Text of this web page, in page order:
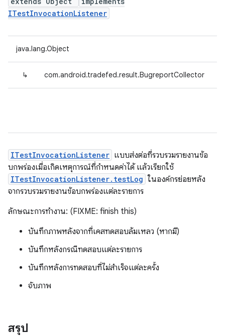
ITestInvocationListener
java.lang.Object
↳ com.android.tradefed.result.BugreportCollector
ITestInvocationListener แบบส่งต่อที่รวบรวมรายงานข้อ
บกพร่องเมื่อเกิดเหตุการณ์ที่กำหนดค่าได้ แล้วเรียกใช้
ITestInvocationListener.testLog ในองค์กรย่อยหลัง
จากรวบรวมรายงานข้อบกพร่องแต่ละรายการ
ลักษณะการทำงาน: (FIXME: finish this)
บันทึกภาพหลังจากที่เคสทดสอบล้มเหลว (หากมี)
บันทึกหลังกรณีทดสอบแต่ละรายการ
บันทึกหลังการทดสอบที่ไม่สำเร็จแต่ละครั้ง
จับภาพ
สรุป